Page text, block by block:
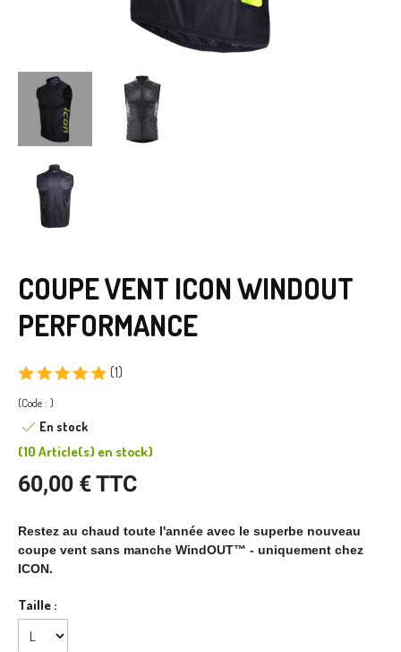
COUPE VENT ICON WINDOUT
PERFORMANCE
(1)
(Code : )
En stock
(10 Article(s) en stock)
60,00 € TTC
Restez au chaud toute l'année avec le superbe nouveau
coupe vent sans manche WindOUT™ - uniquement chez
ICON.
Taille :